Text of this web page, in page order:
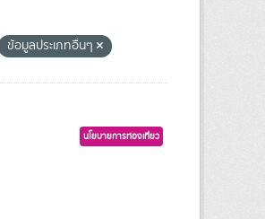
ข้อมูลประเภทอื่นๆ
นโยบายการท่องเที่ยว